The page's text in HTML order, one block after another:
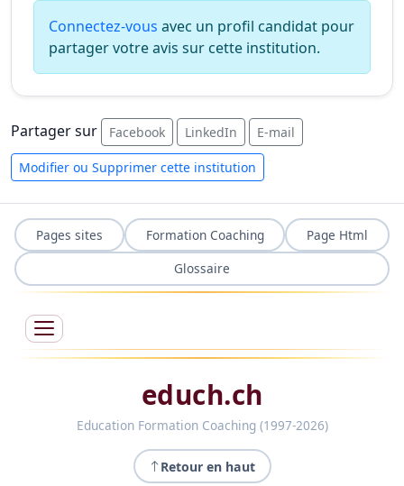
Connectez-vous avec un profil candidat pour
partager votre avis sur cette institution.
Partager sur Facebook LinkedIn E-mail
Modifier ou Supprimer cette institution
Pages sites Formation Coaching
Page Html
Glossaire
educh.ch
Education Formation Coaching (1997-2026)
Retour en haut